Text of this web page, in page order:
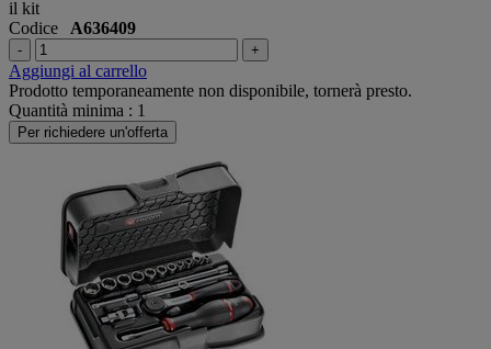
il kit
Codice A636409
- +
Aggiungi al carrello
Prodotto temporaneamente non disponibile, tornerà presto.
Quantità minima : 1
Per richiedere un'offerta